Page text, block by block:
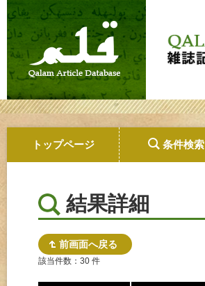
トップページ 条件検索
結果詳細
前画面へ戻る
該当件数：30 件